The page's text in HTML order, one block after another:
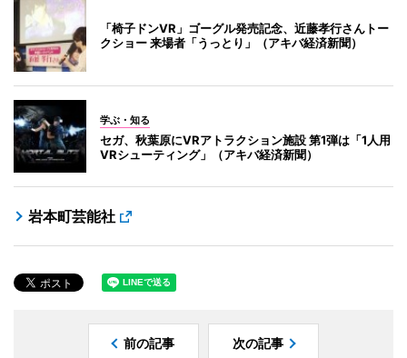
「椅子ドンVR」ゴーグル発売記念、近藤孝行さんトー
クショー 来場者「うっとり」（アキバ経済新聞）
学ぶ・知る
セガ、秋葉原にVRアトラクション施設 第1弾は「1人用
VRシューティング」（アキバ経済新聞）
岩本町芸能社
前の記事 次の記事